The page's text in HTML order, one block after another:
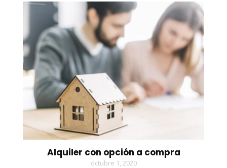
Alquiler con opción a compra
octubre 1, 2020